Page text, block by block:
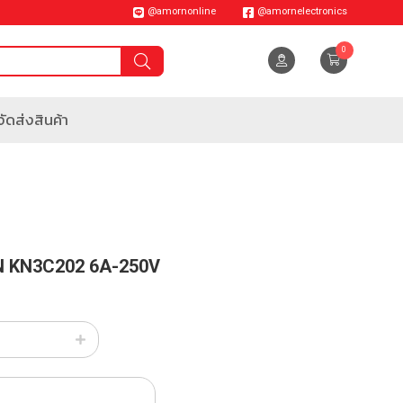
0
@amornonline @amornelectronics
ดส่งสินค้า
KN3C202 6A-250V